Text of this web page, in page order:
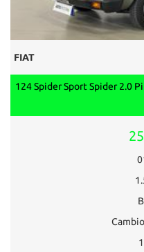
FIAT
124 Spider Sport Spider 2.0